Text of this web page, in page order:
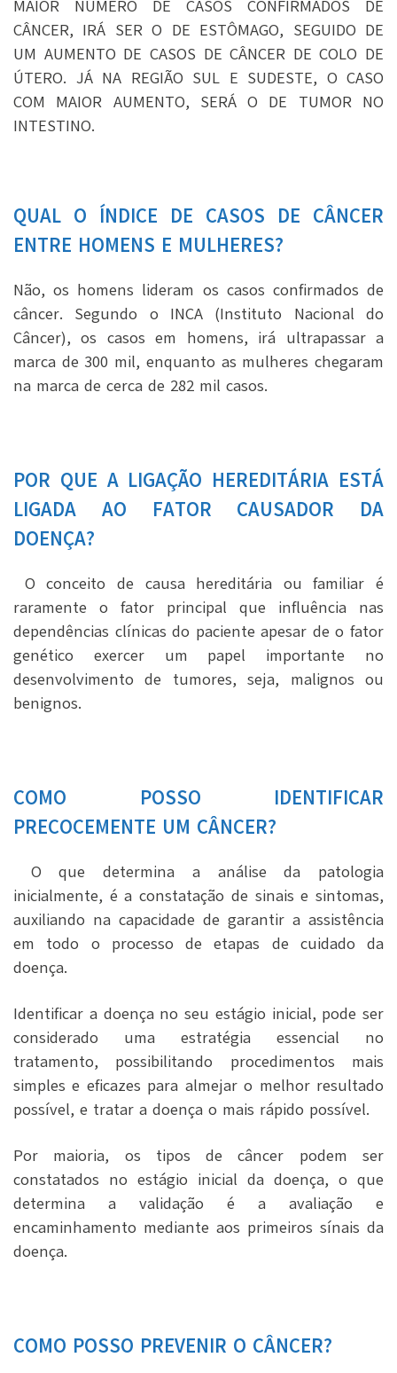
MAIOR NÚMERO DE CASOS CONFIRMADOS DE
CÂNCER, IRÁ SER O DE ESTÔMAGO, SEGUIDO DE
UM AUMENTO DE CASOS DE CÂNCER DE COLO DE
ÚTERO. JÁ NA REGIÃO SUL E SUDESTE, O CASO
COM MAIOR AUMENTO, SERÁ O DE TUMOR NO
INTESTINO.
QUAL O ÍNDICE DE CASOS DE CÂNCER
ENTRE HOMENS E MULHERES?
Não, os homens lideram os casos confirmados de
câncer. Segundo o INCA (Instituto Nacional do
Câncer), os casos em homens, irá ultrapassar a
marca de 300 mil, enquanto as mulheres chegaram
na marca de cerca de 282 mil casos.
POR QUE A LIGAÇÃO HEREDITÁRIA ESTÁ
LIGADA AO FATOR CAUSADOR DA
DOENÇA?
O conceito de causa hereditária ou familiar é
raramente o fator principal que influência nas
dependências clínicas do paciente apesar de o fator
genético exercer um papel importante no
desenvolvimento de tumores, seja, malignos ou
benignos.
COMO POSSO IDENTIFICAR
PRECOCEMENTE UM CÂNCER?
O que determina a análise da patologia
inicialmente, é a constatação de sinais e sintomas,
auxiliando na capacidade de garantir a assistência
em todo o processo de etapas de cuidado da
doença.
Identificar a doença no seu estágio inicial, pode ser
considerado uma estratégia essencial no
tratamento, possibilitando procedimentos mais
simples e eficazes para almejar o melhor resultado
possível, e tratar a doença o mais rápido possível.
Por maioria, os tipos de câncer podem ser
constatados no estágio inicial da doença, o que
determina a validação é a avaliação e
encaminhamento mediante aos primeiros sínais da
doença.
COMO POSSO PREVENIR O CÂNCER?